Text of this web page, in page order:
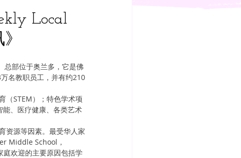
Local
总部位于奥兰多，它是佛
名教职员工，并有约210
（STEM）；特色学术项
、医疗健康、各类艺术
资源等因素。最受华人家
Middle School，
欢迎的主要原因包括学